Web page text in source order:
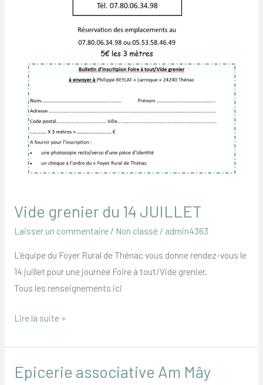
Vide grenier du 14 JUILLET
Laisser un commentaire / Non classé/ admin4363
L’équipe du Foyer Rural de Thénac vous donne rendez-vous le
14 juillet pour une journée Foire à tout/Vide grenier.
Tous les renseignements ici
Lire la suite »
Epicerie associative Am Mây
Epicerie